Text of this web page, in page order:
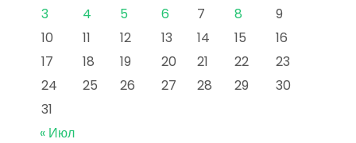
3
4 5 6 7 8
9
10
11 12 13 14 15
16
17
18 19 20 21 22
23
24
25 26 27 28 29
30
31
« Июл